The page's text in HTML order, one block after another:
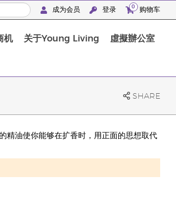
成为会员 登录 0 购物车
机 关于Young Living 虛擬辦公室
SHARE
油使你能够在扩香时，用正面的思想取代